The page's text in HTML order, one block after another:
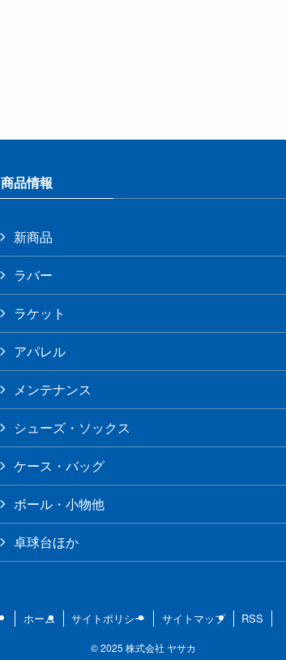
商品情報
新商品
ラバー
ラケット
アパレル
メンテナンス
シューズ・ソックス
ケース・バッグ
ボール・小物他
卓球台ほか
ホーム サイトポリシー サイトマップ RSS
©2025 株式会社 ヤサカ